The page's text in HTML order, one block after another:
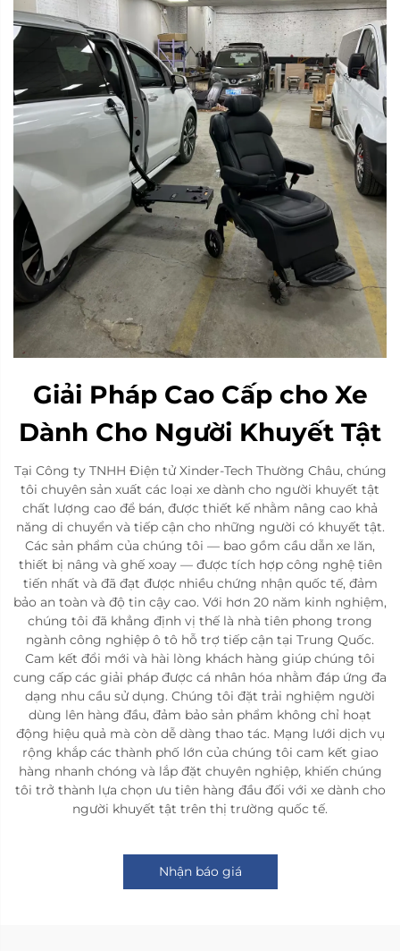
Giải Pháp Cao Cấp cho Xe
Dành Cho Người Khuyết Tật
Tại Công ty TNHH Điện tử Xinder-Tech Thường Châu, chúng
tôi chuyên sản xuất các loại xe dành cho người khuyết tật
chất lượng cao để bán, được thiết kế nhằm nâng cao khả
năng di chuyển và tiếp cận cho những người có khuyết tật.
Các sản phẩm của chúng tôi — bao gồm cầu dẫn xe lăn,
thiết bị nâng và ghế xoay — được tích hợp công nghệ tiên
tiến nhất và đã đạt được nhiều chứng nhận quốc tế, đảm
bảo an toàn và độ tin cậy cao. Với hơn 20 năm kinh nghiệm,
chúng tôi đã khẳng định vị thế là nhà tiên phong trong
ngành công nghiệp ô tô hỗ trợ tiếp cận tại Trung Quốc.
Cam kết đổi mới và hài lòng khách hàng giúp chúng tôi
cung cấp các giải pháp được cá nhân hóa nhằm đáp ứng đa
dạng nhu cầu sử dụng. Chúng tôi đặt trải nghiệm người
dùng lên hàng đầu, đảm bảo sản phẩm không chỉ hoạt
động hiệu quả mà còn dễ dàng thao tác. Mạng lưới dịch vụ
rộng khắp các thành phố lớn của chúng tôi cam kết giao
hàng nhanh chóng và lắp đặt chuyên nghiệp, khiến chúng
tôi trở thành lựa chọn ưu tiên hàng đầu đối với xe dành cho
người khuyết tật trên thị trường quốc tế.
Nhận báo giá